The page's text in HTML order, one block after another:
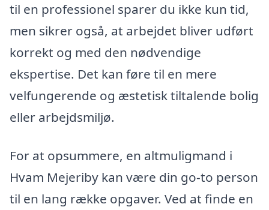
til en professionel sparer du ikke kun tid,
men sikrer også, at arbejdet bliver udført
korrekt og med den nødvendige
ekspertise. Det kan føre til en mere
velfungerende og æstetisk tiltalende bolig
eller arbejdsmiljø.
For at opsummere, en altmuligmand i
Hvam Mejeriby kan være din go-to person
til en lang række opgaver. Ved at finde en